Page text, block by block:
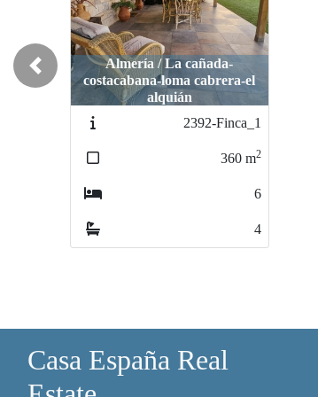
Almería / La cañada-
costacabana-loma cabrera-el
alquián
2392-Finca
360
Almería / La cañada-
costacabana-loma cabrera-el
2392-Finca
Previous
Casa España Real